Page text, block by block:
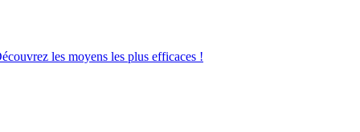
les moyens les plus efficaces !